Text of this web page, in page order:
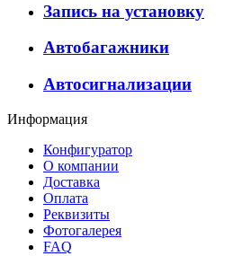
Запись на установку
Автобагажники
Автосигнализации
Информация
Конфигуратор
О компании
Доставка
Оплата
Реквизиты
Фотогалерея
FAQ